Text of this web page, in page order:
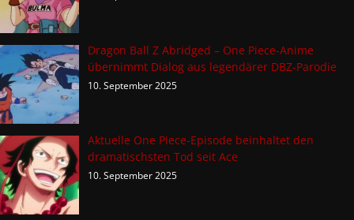
Dragon Ball Z Abridged – One Piece-Anime
übernimmt Dialog aus legendärer DBZ-Parodie
10. September 2025
Aktuelle One Piece-Episode beinhaltet den
dramatischsten Tod seit Ace
10. September 2025